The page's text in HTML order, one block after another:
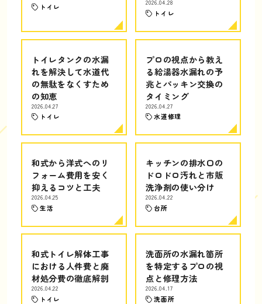
トイレ
2026.04.28
トイレ
トイレタンクの水漏
れを解決して水道代
の無駄をなくすため
の知恵
2026.04.27
トイレ
プロの視点から教え
る給湯器水漏れの予
兆とパッキン交換の
タイミング
2026.04.27
水道修理
和式から洋式へのリ
フォーム費用を安く
抑えるコツと工夫
2026.04.25
生活
キッチンの排水口の
ドロドロ汚れと市販
洗浄剤の使い分け
2026.04.22
台所
和式トイレ解体工事
における人件費と廃
材処分費の徹底解剖
2026.04.22
トイレ
洗面所の水漏れ箇所
を特定するプロの視
点と修理方法
2026.04.17
洗面所